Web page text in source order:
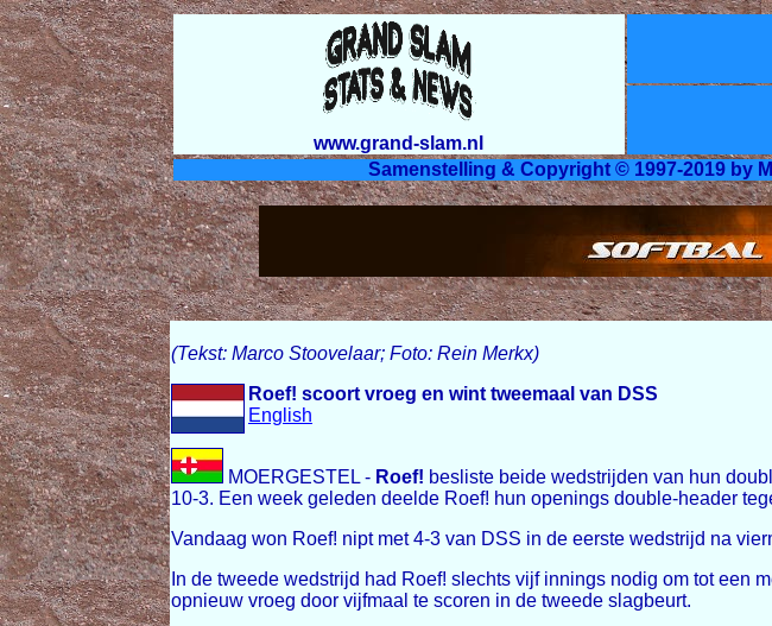
www.grand-slam.nl
Samenstelling & Copyright © 1997-2019 by
(Tekst: Marco Stoovelaar; Foto: Rein Merkx)
Roef! scoort vroeg en wint tweemaal van DSS
English
MOERGESTEL - Roef! besliste beide wedstrijden van hun
10-3. Een week geleden deelde Roef! hun openings double-header
Vandaag won Roef! nipt met 4-3 van DSS in de eerste wedstrijd na
In de tweede wedstrijd had Roef! slechts vijf innings nodig om tot een
opnieuw vroeg door vijfmaal te scoren in de tweede slagbeurt.